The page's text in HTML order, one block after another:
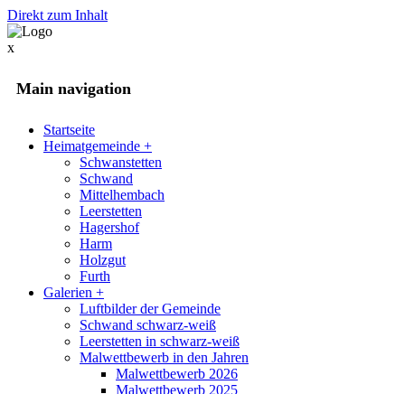
Direkt zum Inhalt
x
Main navigation
Startseite
Heimatgemeinde +
Schwanstetten
Schwand
Mittelhembach
Leerstetten
Hagershof
Harm
Holzgut
Furth
Galerien +
Luftbilder der Gemeinde
Schwand schwarz-weiß
Leerstetten in schwarz-weiß
Malwettbewerb in den Jahren
Malwettbewerb 2026
Malwettbewerb 2025